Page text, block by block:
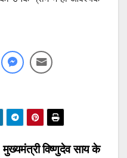
मुख्यमंत्री विष्णुदेव साय के